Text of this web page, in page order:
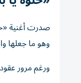
وهو ما جعلها
ورغم مرور